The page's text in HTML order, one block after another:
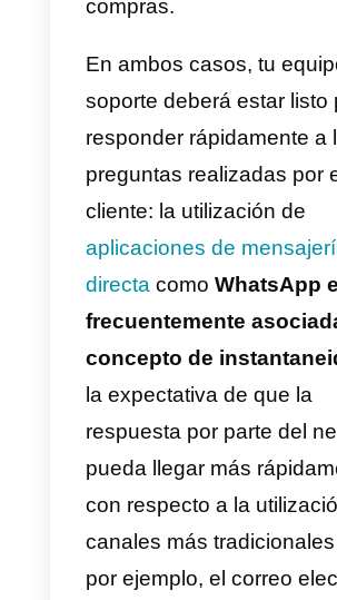
significativo de
WhatsApp es
posibilidad de que
encuentre el
empresa y decida
propia iniciar la
el negocio en
Nuestra
nos permite poder
agregarun widget
por lo menos
chatear con la
de WhatsApp es